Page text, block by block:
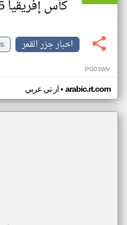
كأس إفريقيا 2025
اخبار جزر القمر
PG03WV
ار تي عربي• arabic.rt.com